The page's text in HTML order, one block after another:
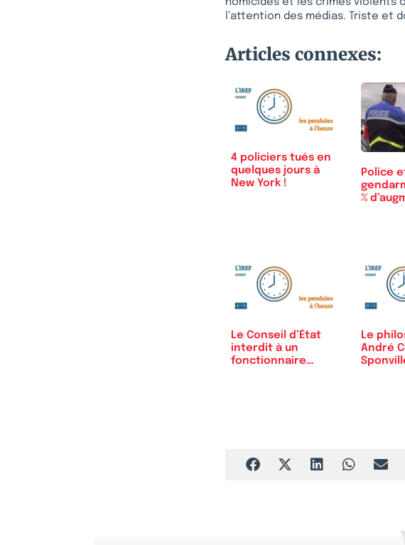
l’attention des médias. Triste et
Articles connexes:
4 policiers tués en
quelques jours à
New York !
Police
%
Le Conseil d’État
interdit à un
fonctionnaire…
Le
André